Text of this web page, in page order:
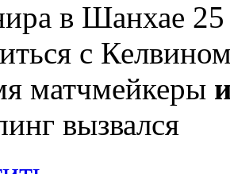
в Шанхае
с
матчмейкеры
вызвался